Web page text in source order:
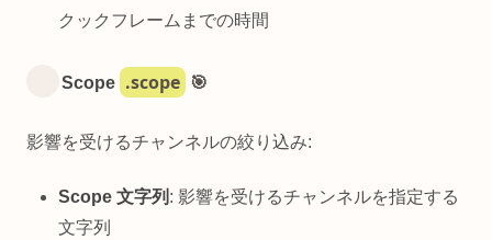
クックフレームまでの時間
Scope .scope 🎯
影響を受けるチャンネルの絞り込み:
Scope 文字列 : 影響を受けるチャンネルを指定する
文字列